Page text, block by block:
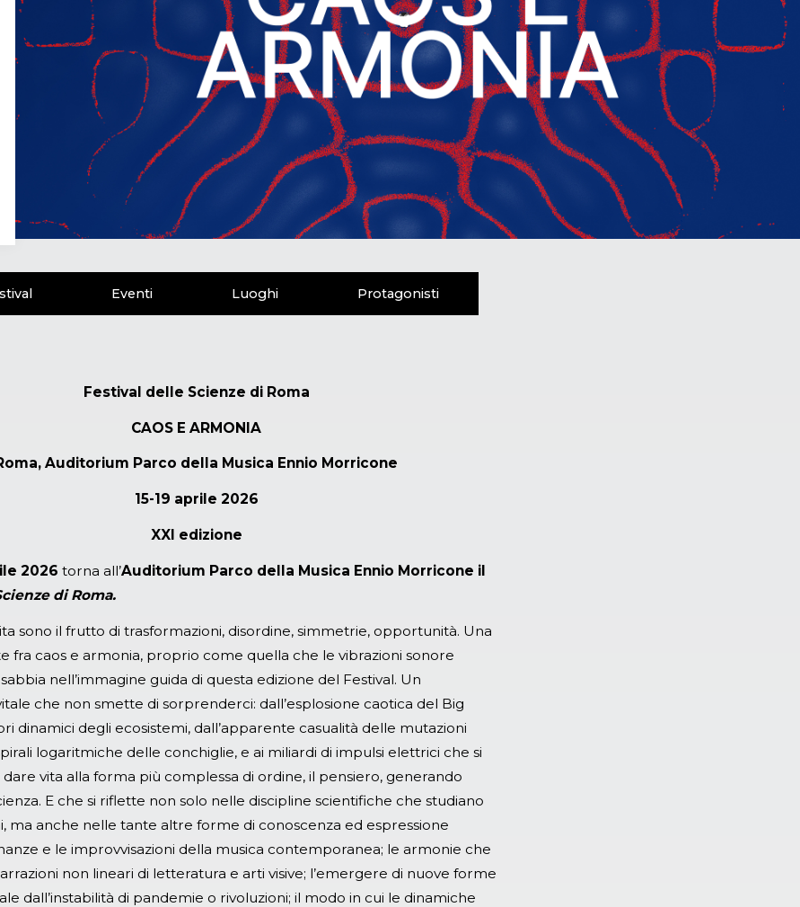
Eventi Luoghi Protagonisti
Festival delle Scienze di Roma
CAOS E ARMONIA
Auditorium Parco della Musica Ennio Morricone
15-19 aprile 2026
XXI edizione
2026 torna all’Auditorium Parco della Musica Ennio Morricone il
di Roma.
sono il frutto di trasformazioni, disordine, simmetrie, opportunità. Una
fra caos e armonia, proprio come quella che le vibrazioni sonore
nell’immagine guida di questa edizione del Festival. Un
che non smette di sorprenderci: dall’esplosione caotica del Big
dinamici degli ecosistemi, dall’apparente casualità delle mutazioni
logaritmiche delle conchiglie, e ai miliardi di impulsi elettrici che si
vita alla forma più complessa di ordine, il pensiero, generando
E che si riflette non solo nelle discipline scientifiche che studiano
ma anche nelle tante altre forme di conoscenza ed espressione
e le improvvisazioni della musica contemporanea; le armonie che
non lineari di letteratura e arti visive; l’emergere di nuove forme
dall’instabilità di pandemie o rivoluzioni; il modo in cui le dinamiche